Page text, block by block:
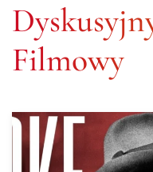
Filmowy